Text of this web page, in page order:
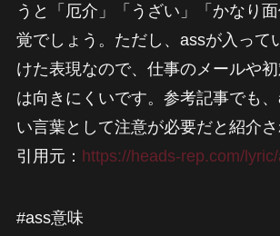
うと「厄介」「うざい」「かなり
覚でしょう。ただし、assが入って
けた表現なので、仕事のメールや
は向きにくいです。参考記事でも
い言葉として注意が必要だと紹介さ
引用元： https://heads-rep.com/
#ass意味